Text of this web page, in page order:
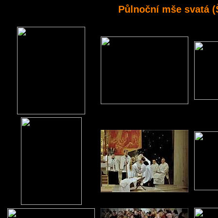
Půlnoční mše svatá